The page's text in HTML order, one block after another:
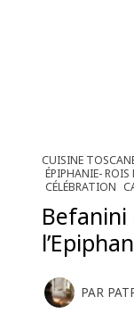
CUISINE
ÉPIPHANIE- ROIS
CÉLÉBRATION
Befanini
PAR